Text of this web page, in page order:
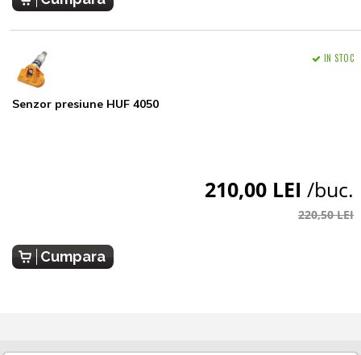
Senzor presiune HUF 4050
IN STOC
210,00 LEI /buc.
220,50 LEI
Cumpara